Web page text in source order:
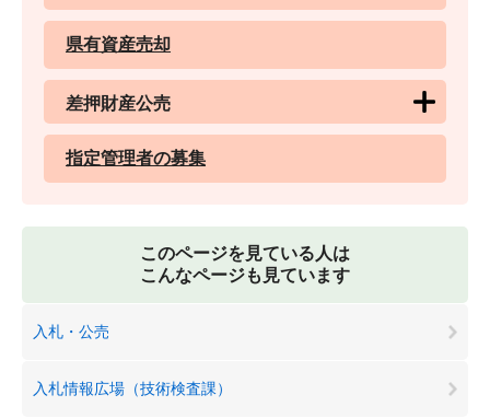
県有資産売却
差押財産公売
指定管理者の募集
このページを見ている人は
こんなページも見ています
入札・公売
入札情報広場（技術検査課）